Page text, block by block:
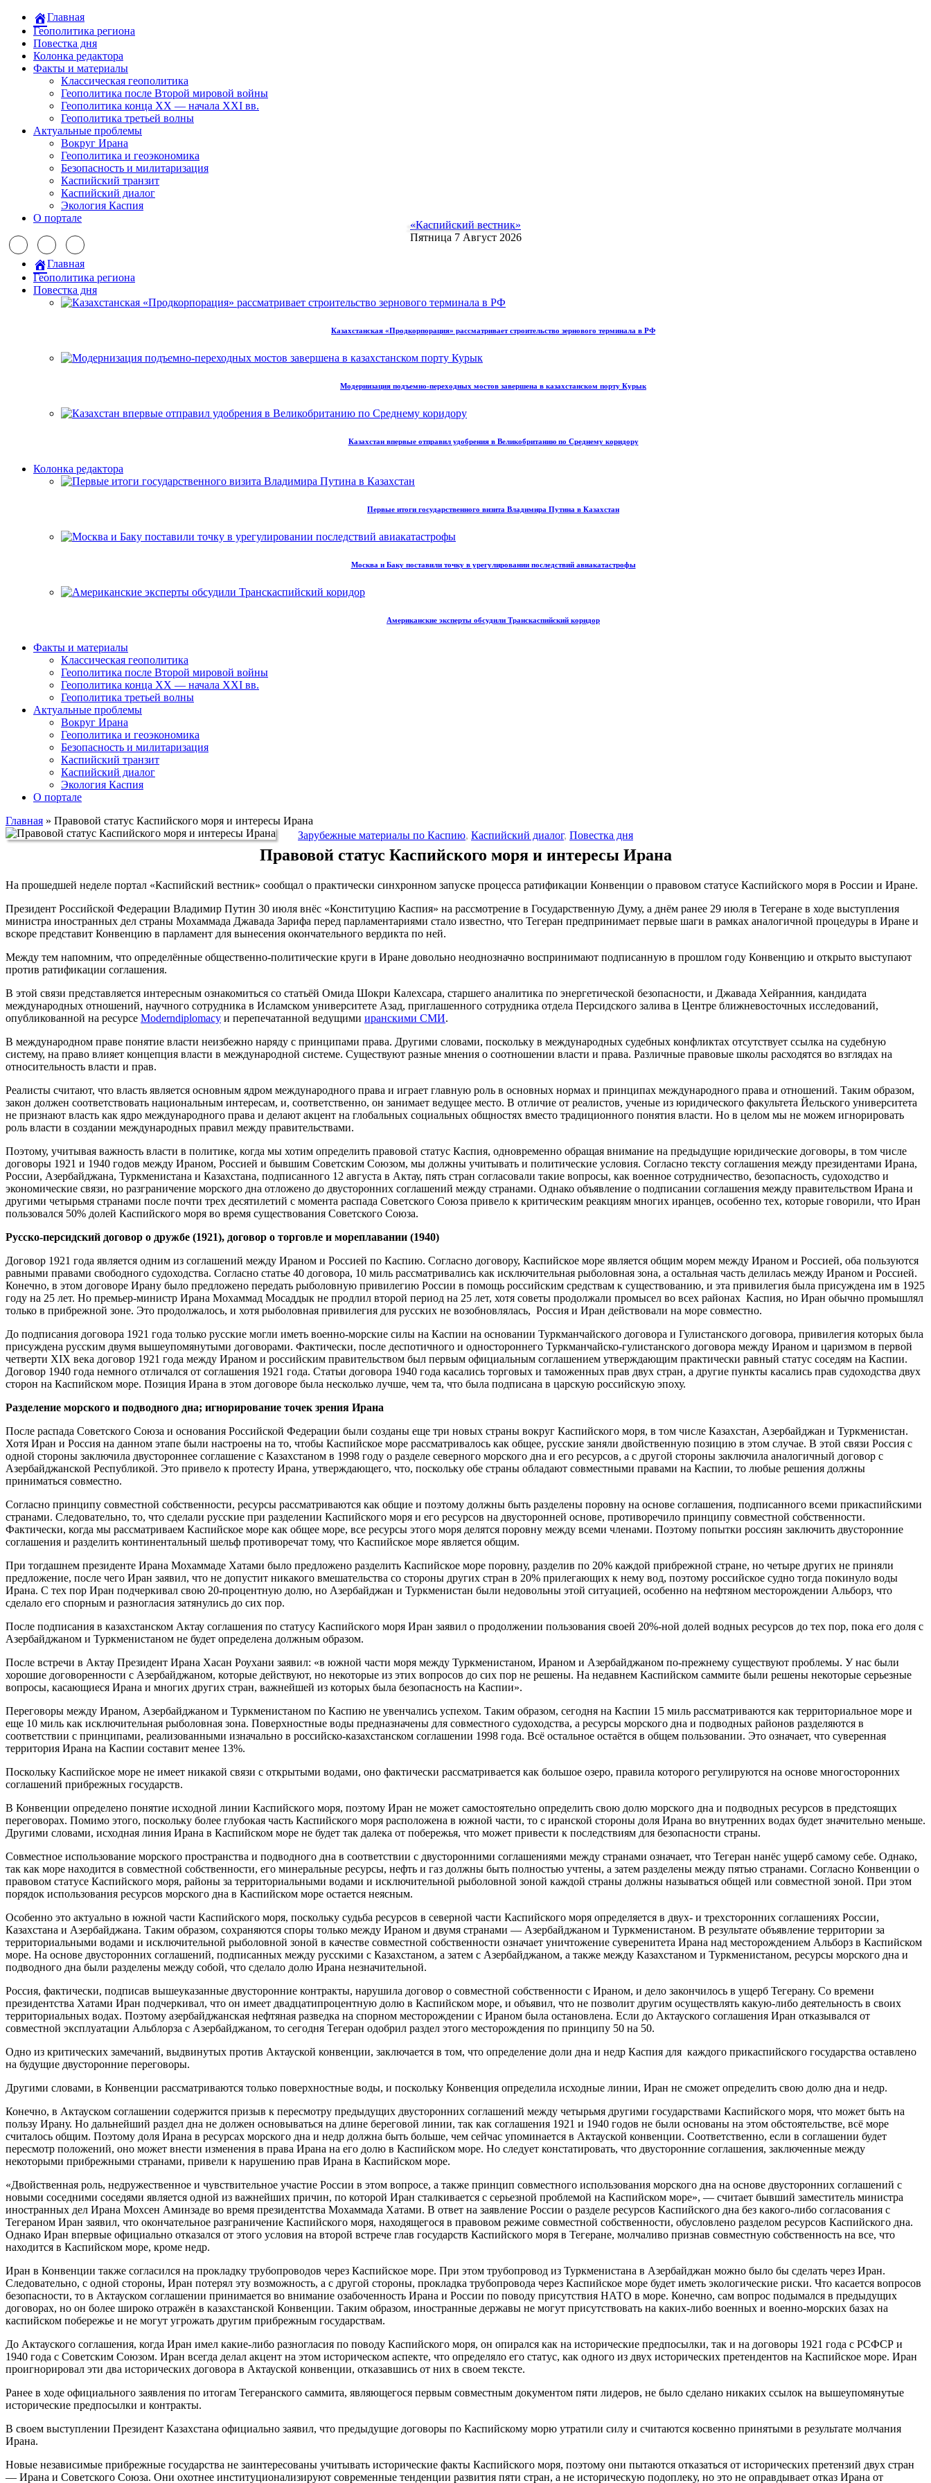
Главная
Геополитика региона
Повестка дня
Колонка редактора
Факты и материалы
Классическая геополитика
Геополитика после Второй мировой войны
Геополитика конца XX — начала XXI вв.
Геополитика третьей волны
Актуальные проблемы
Вокруг Ирана
Геополитика и геоэкономика
Безопасность и милитаризация
Каспийский транзит
Каспийский диалог
Экология Каспия
О портале
«Каспийский вестник»
Пятница 7 Август 2026
Главная
Геополитика региона
Повестка дня
Казахстанская «Продкорпорация» рассматривает строительство зернового терминала в РФ
Модернизация подъемно-переходных мостов завершена в казахстанском порту Курык
Казахстан впервые отправил удобрения в Великобританию по Среднему коридору
Колонка редактора
Первые итоги государственного визита Владимира Путина в Казахстан
Москва и Баку поставили точку в урегулировании последствий авиакатастрофы
Американские эксперты обсудили Транскаспийский коридор
Факты и материалы
Классическая геополитика
Геополитика после Второй мировой войны
Геополитика конца XX — начала XXI вв.
Геополитика третьей волны
Актуальные проблемы
Вокруг Ирана
Геополитика и геоэкономика
Безопасность и милитаризация
Каспийский транзит
Каспийский диалог
Экология Каспия
О портале
Главная » Правовой статус Каспийского моря и интересы Ирана
Зарубежные материалы по Каспию, Каспийский диалог, Повестка дня
Правовой статус Каспийского моря и интересы Ирана
На прошедшей неделе портал «Каспийский вестник» сообщал о практически синхронном запуске процесса ратификации Конвенции о правовом статусе Каспийского моря в России и Иране.
Президент Российской Федерации Владимир Путин 30 июля внёс «Конституцию Каспия» на рассмотрение в Государственную Думу, а днём ранее 29 июля в Тегеране в ходе выступления
министра иностранных дел страны Мохаммада Джавада Зарифа перед парламентариями стало известно, что Тегеран предпринимает первые шаги в рамках аналогичной процедуры в Иране и
вскоре представит Конвенцию в парламент для вынесения окончательного вердикта по ней.
Между тем напомним, что определённые общественно-политические круги в Иране довольно неоднозначно воспринимают подписанную в прошлом году Конвенцию и открыто выступают
против ратификации соглашения.
В этой связи представляется интересным ознакомиться со статьёй Омида Шокри Калехсара, старшего аналитика по энергетической безопасности, и Джавада Хейранния, кандидата
международных отношений, научного сотрудника в Исламском университете Азад, приглашенного сотрудника отдела Персидского залива в Центре ближневосточных исследований,
опубликованной на ресурсе Moderndiplomacy и перепечатанной ведущими иранскими СМИ.
В международном праве понятие власти неизбежно наряду с принципами права. Другими словами, поскольку в международных судебных конфликтах отсутствует ссылка на судебную
систему, на право влияет концепция власти в международной системе. Существуют разные мнения о соотношении власти и права. Различные правовые школы расходятся во взглядах на
относительность власти и прав.
Реалисты считают, что власть является основным ядром международного права и играет главную роль в основных нормах и принципах международного права и отношений. Таким образом,
закон должен соответствовать национальным интересам, и, соответственно, он занимает ведущее место. В отличие от реалистов, ученые из юридического факультета Йельского университета
не признают власть как ядро международного права и делают акцент на глобальных социальных общностях вместо традиционного понятия власти. Но в целом мы не можем игнорировать
роль власти в создании международных правил между правительствами.
Поэтому, учитывая важность власти в политике, когда мы хотим определить правовой статус Каспия, одновременно обращая внимание на предыдущие юридические договоры, в том числе
договоры 1921 и 1940 годов между Ираном, Россией и бывшим Советским Союзом, мы должны учитывать и политические условия. Согласно тексту соглашения между президентами Ирана,
России, Азербайджана, Туркменистана и Казахстана, подписанного 12 августа в Актау, пять стран согласовали такие вопросы, как военное сотрудничество, безопасность, судоходство и
экономические связи, но разграничение морского дна отложено до двусторонних соглашений между странами. Однако объявление о подписании соглашения между правительством Ирана и
другими четырьмя странами после почти трех десятилетий с момента распада Советского Союза привело к критическим реакциям многих иранцев, особенно тех, которые говорили, что Иран
пользовался 50% долей Каспийского моря во время существования Советского Союза.
Русско-персидский договор о дружбе (1921), договор о торговле и мореплавании (1940)
Договор 1921 года является одним из соглашений между Ираном и Россией по Каспию. Согласно договору, Каспийское море является общим морем между Ираном и Россией, оба пользуются
равными правами свободного судоходства. Согласно статье 40 договора, 10 миль рассматривались как исключительная рыболовная зона, а остальная часть делилась между Ираном и Россией.
Конечно, в этом договоре Ирану было предложено передать рыболовную привилегию России в помощь российским средствам к существованию, и эта привилегия была присуждена им в 1925
году на 25 лет. Но премьер-министр Ирана Мохаммад Мосаддык не продлил второй период на 25 лет, хотя советы продолжали промысел во всех районах Каспия, но Иран обычно промышлял
только в прибрежной зоне. Это продолжалось, и хотя рыболовная привилегия для русских не возобновлялась, Россия и Иран действовали на море совместно.
До подписания договора 1921 года только русские могли иметь военно-морские силы на Каспии на основании Туркманчайского договора и Гулистанского договора, привилегия которых была
присуждена русским двумя вышеупомянутыми договорами. Фактически, после деспотичного и одностороннего Туркманчайско-гулистанского договора между Ираном и царизмом в первой
четверти XIX века договор 1921 года между Ираном и российским правительством был первым официальным соглашением утверждающим практически равный статус соседям на Каспии.
Договор 1940 года немного отличался от соглашения 1921 года. Статьи договора 1940 года касались торговых и таможенных прав двух стран, а другие пункты касались прав судоходства двух
сторон на Каспийском море. Позиция Ирана в этом договоре была несколько лучше, чем та, что была подписана в царскую российскую эпоху.
Разделение морского и подводного дна; игнорирование точек зрения Ирана
После распада Советского Союза и основания Российской Федерации были созданы еще три новых страны вокруг Каспийского моря, в том числе Казахстан, Азербайджан и Туркменистан.
Хотя Иран и Россия на данном этапе были настроены на то, чтобы Каспийское море рассматривалось как общее, русские заняли двойственную позицию в этом случае. В этой связи Россия с
одной стороны заключила двустороннее соглашение с Казахстаном в 1998 году о разделе северного морского дна и его ресурсов, а с другой стороны заключила аналогичный договор с
Азербайджанской Республикой. Это привело к протесту Ирана, утверждающего, что, поскольку обе страны обладают совместными правами на Каспии, то любые решения должны
приниматься совместно.
Согласно принципу совместной собственности, ресурсы рассматриваются как общие и поэтому должны быть разделены поровну на основе соглашения, подписанного всеми прикаспийскими
странами. Следовательно, то, что сделали русские при разделении Каспийского моря и его ресурсов на двусторонней основе, противоречило принципу совместной собственности.
Фактически, когда мы рассматриваем Каспийское море как общее море, все ресурсы этого моря делятся поровну между всеми членами. Поэтому попытки россиян заключить двусторонние
соглашения и разделить континентальный шельф противоречат тому, что Каспийское море является общим.
При тогдашнем президенте Ирана Мохаммаде Хатами было предложено разделить Каспийское море поровну, разделив по 20% каждой прибрежной стране, но четыре других не приняли
предложение, после чего Иран заявил, что не допустит никакого вмешательства со стороны других стран в 20% прилегающих к нему вод, поэтому российское судно тогда покинуло воды
Ирана. С тех пор Иран подчеркивал свою 20-процентную долю, но Азербайджан и Туркменистан были недовольны этой ситуацией, особенно на нефтяном месторождении Альборз, что
сделало его спорным и разногласия затянулись до сих пор.
После подписания в казахстанском Актау соглашения по статусу Каспийского моря Иран заявил о продолжении пользования своей 20%-ной долей водных ресурсов до тех пор, пока его доля с
Азербайджаном и Туркменистаном не будет определена должным образом.
После встречи в Актау Президент Ирана Хасан Роухани заявил: «в южной части моря между Туркменистаном, Ираном и Азербайджаном по-прежнему существуют проблемы. У нас были
хорошие договоренности с Азербайджаном, которые действуют, но некоторые из этих вопросов до сих пор не решены. На недавнем Каспийском саммите были решены некоторые серьезные
вопросы, касающиеся Ирана и многих других стран, важнейшей из которых была безопасность на Каспии».
Переговоры между Ираном, Азербайджаном и Туркменистаном по Каспию не увенчались успехом. Таким образом, сегодня на Каспии 15 миль рассматриваются как территориальное море и
еще 10 миль как исключительная рыболовная зона. Поверхностные воды предназначены для совместного судоходства, а ресурсы морского дна и подводных районов разделяются в
соответствии с принципами, реализованными изначально в российско-казахстанском соглашении 1998 года. Всё остальное остаётся в общем пользовании. Это означает, что суверенная
территория Ирана на Каспии составит менее 13%.
Поскольку Каспийское море не имеет никакой связи с открытыми водами, оно фактически рассматривается как большое озеро, правила которого регулируются на основе многосторонних
соглашений прибрежных государств.
В Конвенции определено понятие исходной линии Каспийского моря, поэтому Иран не может самостоятельно определить свою долю морского дна и подводных ресурсов в предстоящих
переговорах. Помимо этого, поскольку более глубокая часть Каспийского моря расположена в южной части, то с иранской стороны доля Ирана во внутренних водах будет значительно меньше.
Другими словами, исходная линия Ирана в Каспийском море не будет так далека от побережья, что может привести к последствиям для безопасности страны.
Совместное использование морского пространства и подводного дна в соответствии с двусторонними соглашениями между странами означает, что Тегеран нанёс ущерб самому себе. Однако,
так как море находится в совместной собственности, его минеральные ресурсы, нефть и газ должны быть полностью учтены, а затем разделены между пятью странами. Согласно Конвенции о
правовом статусе Каспийского моря, районы за территориальными водами и исключительной рыболовной зоной каждой страны должны называться общей или совместной зоной. При этом
порядок использования ресурсов морского дна в Каспийском море остается неясным.
Особенно это актуально в южной части Каспийского моря, поскольку судьба ресурсов в северной части Каспийского моря определяется в двух- и трехсторонних соглашениях России,
Казахстана и Азербайджана. Таким образом, сохраняются споры только между Ираном и двумя странами — Азербайджаном и Туркменистаном. В результате объявление территории за
территориальными водами и исключительной рыболовной зоной в качестве совместной собственности означает уничтожение суверенитета Ирана над месторождением Альборз в Каспийском
море. На основе двусторонних соглашений, подписанных между русскими с Казахстаном, а затем с Азербайджаном, а также между Казахстаном и Туркменистаном, ресурсы морского дна и
подводного дна были разделены между собой, что сделало долю Ирана незначительной.
Россия, фактически, подписав вышеуказанные двусторонние контракты, нарушила договор о совместной собственности с Ираном, и дело закончилось в ущерб Тегерану. Со времени
президентства Хатами Иран подчеркивал, что он имеет двадцатипроцентную долю в Каспийском море, и объявил, что не позволит другим осуществлять какую-либо деятельность в своих
территориальных водах. Поэтому азербайджанская нефтяная разведка на спорном месторождении с Ираном была остановлена. Если до Актауского соглашения Иран отказывался от
совместной эксплуатации Альблорза с Азербайджаном, то сегодня Тегеран одобрил раздел этого месторождения по принципу 50 на 50.
Одно из критических замечаний, выдвинутых против Актауской конвенции, заключается в том, что определение доли дна и недр Каспия для каждого прикаспийского государства оставлено
на будущие двусторонние переговоры.
Другими словами, в Конвенции рассматриваются только поверхностные воды, и поскольку Конвенция определила исходные линии, Иран не сможет определить свою долю дна и недр.
Конечно, в Актауском соглашении содержится призыв к пересмотру предыдущих двусторонних соглашений между четырьмя другими государствами Каспийского моря, что может быть на
пользу Ирану. Но дальнейший раздел дна не должен основываться на длине береговой линии, так как соглашения 1921 и 1940 годов не были основаны на этом обстоятельстве, всё море
считалось общим. Поэтому доля Ирана в ресурсах морского дна и недр должна быть больше, чем сейчас упоминается в Актауской конвенции. Соответственно, если в соглашении будет
пересмотр положений, оно может внести изменения в права Ирана на его долю в Каспийском море. Но следует констатировать, что двусторонние соглашения, заключенные между
некоторыми прибрежными странами, привели к нарушению прав Ирана в Каспийском море.
«Двойственная роль, недружественное и чувствительное участие России в этом вопросе, а также принцип совместного использования морского дна на основе двусторонних соглашений с
новыми соседними соседями является одной из важнейших причин, по которой Иран сталкивается с серьезной проблемой на Каспийском море», — считает бывший заместитель министра
иностранных дел Ирана Мохсен Аминзаде во время президентства Мохаммада Хатами. В ответ на заявление России о разделе ресурсов Каспийского дна без какого-либо согласования с
Тегераном Иран заявил, что окончательное разграничение Каспийского моря, находящегося в правовом режиме совместной собственности, обусловлено разделом ресурсов Каспийского дна.
Однако Иран впервые официально отказался от этого условия на второй встрече глав государств Каспийского моря в Тегеране, молчаливо признав совместную собственность на все, что
находится в Каспийском море, кроме недр.
Иран в Конвенции также согласился на прокладку трубопроводов через Каспийское море. При этом трубопровод из Туркменистана в Азербайджан можно было бы сделать через Иран.
Следовательно, с одной стороны, Иран потерял эту возможность, а с другой стороны, прокладка трубопровода через Каспийское море будет иметь экологические риски. Что касается вопросов
безопасности, то в Актауском соглашении принимается во внимание озабоченность Ирана и России по поводу присутствия НАТО в море. Конечно, сам вопрос подымался в предыдущих
договорах, но он более широко отражён в казахстанской Конвенции. Таким образом, иностранные державы не могут присутствовать на каких-либо военных и военно-морских базах на
каспийском побережье и не могут угрожать другим прибрежным государствам.
До Актауского соглашения, когда Иран имел какие-либо разногласия по поводу Каспийского моря, он опирался как на исторические предпосылки, так и на договоры 1921 года с РСФСР и
1940 года с Советским Союзом. Иран всегда делал акцент на этом историческом аспекте, что определяло его статус, как одного из двух исторических претендентов на Каспийское море. Иран
проигнорировал эти два исторических договора в Актауской конвенции, отказавшись от них в своем тексте.
Ранее в ходе официального заявления по итогам Тегеранского саммита, являющегося первым совместным документом пяти лидеров, не было сделано никаких ссылок на вышеупомянутые
исторические предпосылки и контракты.
В своем выступлении Президент Казахстана официально заявил, что предыдущие договоры по Каспийскому морю утратили силу и считаются косвенно принятыми в результате молчания
Ирана.
Новые независимые прибрежные государства не заинтересованы учитывать исторические факты Каспийского моря, поэтому они пытаются отказаться от исторических претензий двух стран
— Ирана и Советского Союза. Они охотнее институционализируют современные тенденции развития пяти стран, а не историческую подоплеку, но это не оправдывает отказ Ирана от